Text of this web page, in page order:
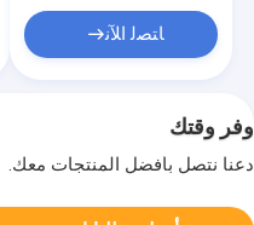
ﺎﺘﺼﻟ ﺍﻶﻧ
وفر وقتك
دعنا نتصل بأفضل المنتجات معك.